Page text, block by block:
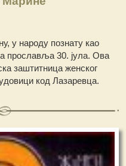
у народу познату као
прославља 30. јула. Ова
заштитница женског
код Лазаревца.